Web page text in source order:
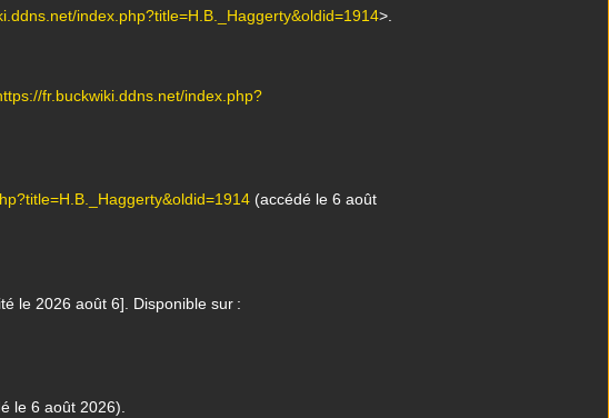
index.php?title=H.B._Haggerty&oldid=1914>.
fr.buckwiki.ddns.net/index.php?
(accédé le 6 août
le 2026 août 6]. Disponible sur :
le 6 août 2026).